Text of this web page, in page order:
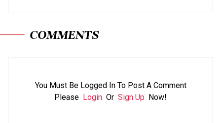
COMMENTS
You Must Be Logged In To Post A Comment
Please Login Or Sign Up Now!